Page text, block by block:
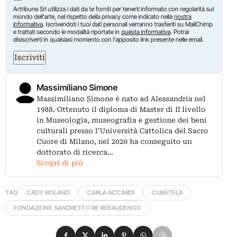
Artribune Srl utilizza i dati da te forniti per tenerti informato con regolarità sul
mondo dell'arte, nel rispetto della privacy come indicato nella nostra
informativa. Iscrivendoti i tuoi dati personali verranno trasferiti su MailChimp
e trattati secondo le modalità riportate in questa informativa. Potrai
disiscriverti in qualsiasi momento con l'apposito link presente nelle email.
Iscriviti
Massimiliano Simone
Massimiliano Simone è nato ad Alessandria nel
1988. Ottenuto il diploma di Master di II livello
in Museologia, museografia e gestione dei beni
culturali presso l’Università Cattolica del Sacro
Cuore di Milano, nel 2020 ha conseguito un
dottorato di ricerca…
Scopri di più
TAG CADY NOLAND CARLA ACCARDI
CURATELA
FONDAZIONE SANDRETTO RE REBAUDENGO
Condividi su Facebook
Condividi su X
Condividi su LinkedIn
Condividi su Pinterest
Condividi su WhatsApp
Condividi su Email